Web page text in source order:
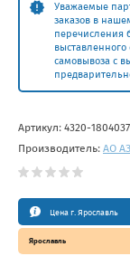
Уважаемые
заказов в
перечисления
выставленного
самовывоза с
Артикул: 4320-
Производитель: АО
Цена г. Ярославль
Ярославль